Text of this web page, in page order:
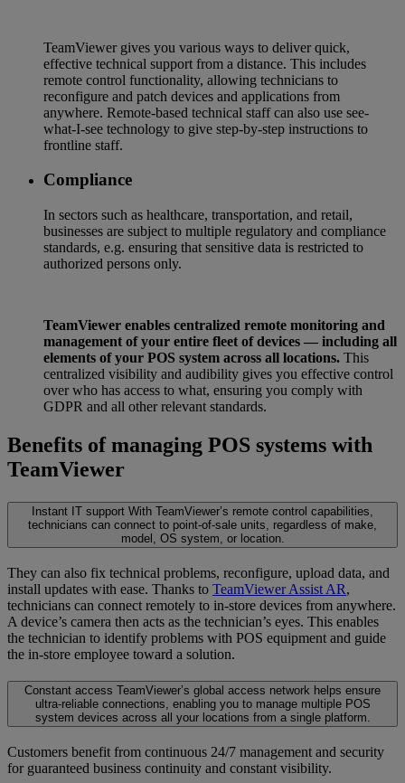
TeamViewer gives you various ways to deliver quick,
effective technical support from a distance. This includes
remote control functionality, allowing technicians to
reconfigure and patch devices and applications from
anywhere. Remote-based technical staff can also use see-
what-I-see technology to give step-by-step instructions to
frontline staff.
Compliance
In sectors such as healthcare, transportation, and retail,
businesses are subject to multiple regulatory and compliance
standards, e.g. ensuring that sensitive data is restricted to
authorized persons only.
TeamViewer enables centralized remote monitoring and
management of your entire fleet of devices — including all
elements of your POS system across all locations. This
centralized visibility and audibility gives you effective control
over who has access to what, ensuring you comply with
GDPR and all other relevant standards.
Benefits of managing POS systems with
TeamViewer
Instant IT support With TeamViewer’s remote control capabilities,
technicians can connect to point-of-sale units, regardless of make,
model, OS system, or location.
They can also fix technical problems, reconfigure, upload data, and
install updates with ease. Thanks to TeamViewer Assist AR,
technicians can connect remotely to in-store devices from anywhere.
A device’s camera then acts as the technician’s eyes. This enables
the technician to identify problems with POS equipment and guide
the in-store employee toward a solution.
Constant access TeamViewer’s global access network helps ensure
ultra-reliable connections, enabling you to manage multiple POS
system devices across all your locations from a single platform.
Customers benefit from continuous 24/7 management and security
for guaranteed business continuity and constant visibility.